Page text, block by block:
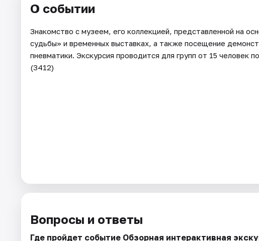
О событии
Знакомство с музеем, его коллекцией, представленной на
судьбы» и временных выставках, а также посещение
пневматики. Экскурсия проводится для групп от 15 человек
(3412)
Вопросы и ответы
Где пройдет событие Обзорная интерактивная